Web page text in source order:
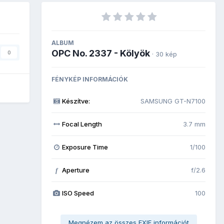
0
ALBUM
OPC No. 2337 - Kölyök · 30 kép
FÉNYKÉP INFORMÁCIÓK
Készítve: SAMSUNG GT-N7100
Focal Length 3.7 mm
Exposure Time 1/100
f Aperture f/2.6
ISO Speed 100
Megnézem az összes EXIF információt